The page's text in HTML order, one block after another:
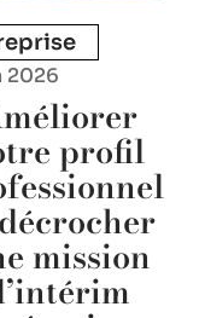
2026
profil
mission